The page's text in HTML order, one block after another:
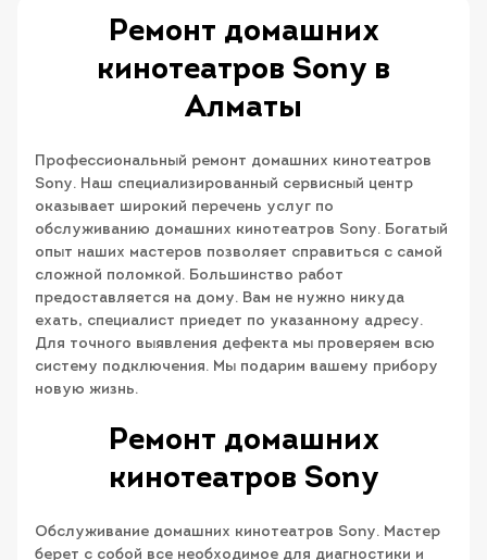
Ремонт домашних
кинотеатров Sony в
Алматы
Профессиональный ремонт домашних кинотеатров
Sony. Наш специализированный сервисный центр
оказывает широкий перечень услуг по
обслуживанию домашних кинотеатров Sony. Богатый
опыт наших мастеров позволяет справиться с самой
сложной поломкой. Большинство работ
предоставляется на дому. Вам не нужно никуда
ехать, специалист приедет по указанному адресу.
Для точного выявления дефекта мы проверяем всю
систему подключения. Мы подарим вашему прибору
новую жизнь.
Ремонт домашних
кинотеатров Sony
Обслуживание домашних кинотеатров Sony. Мастер
берет с собой все необходимое для диагностики и